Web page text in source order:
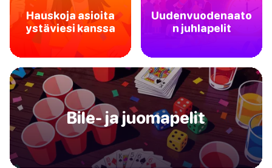
Hauskoja asioita
ystäviesi kanssa
Uudenvuodenaato
n juhlapelit
Bile- ja juomapelit